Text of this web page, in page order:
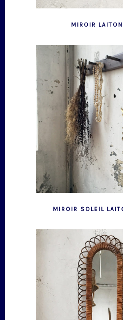
MIROIR
MIROIR SOLEIL